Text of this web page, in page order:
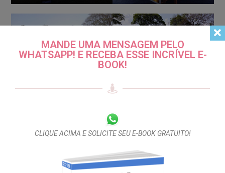
MANDE UMA MENSAGEM PELO
WHATSAPP! E RECEBA ESSE INCRÍVEL E-
BOOK!
CLIQUE ACIMA E SOLICITE SEU E-BOOK GRATUITO!